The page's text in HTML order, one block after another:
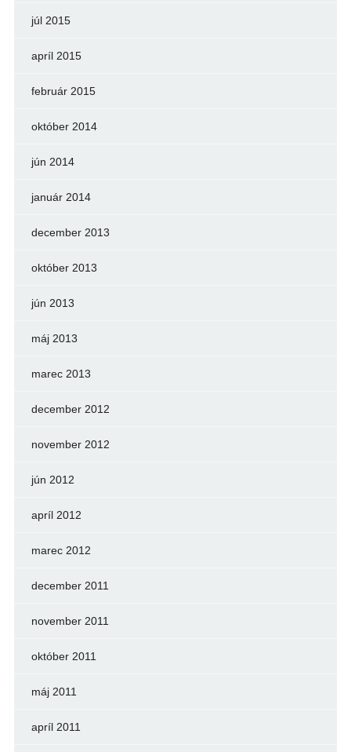
júl 2015
apríl 2015
február 2015
október 2014
jún 2014
január 2014
december 2013
október 2013
jún 2013
máj 2013
marec 2013
december 2012
november 2012
jún 2012
apríl 2012
marec 2012
december 2011
november 2011
október 2011
máj 2011
apríl 2011